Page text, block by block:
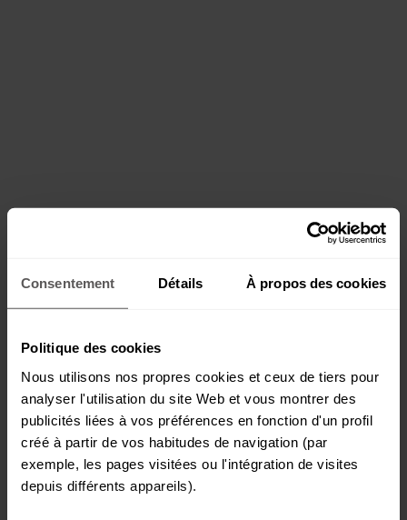
Consentement Détails À propos des cookies
Politique des cookies
Nous utilisons nos propres cookies et ceux de tiers pour
analyser l'utilisation du site Web et vous montrer des
publicités liées à vos préférences en fonction d'un profil
créé à partir de vos habitudes de navigation (par
exemple, les pages visitées ou l'intégration de visites
depuis différents appareils).